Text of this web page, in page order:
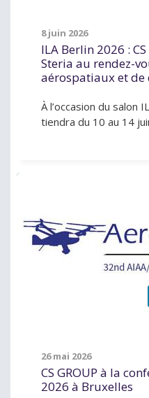
8 juin 2026
ILA Berlin 2026 :
Steria au rendez-
aérospatiaux et de
À l’occasion du salon
tiendra du 10 au 14
26 mai 2026
CS GROUP à la
2026 à Bruxelles